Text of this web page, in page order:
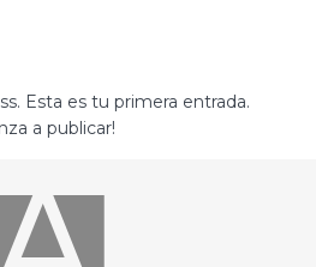
Esta es tu primera entrada.
a publicar!